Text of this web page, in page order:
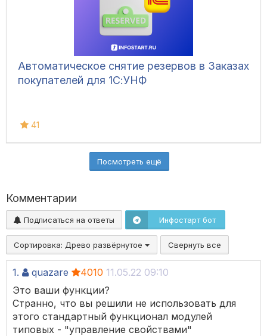
Автоматическое снятие резервов в Заказах
покупателей для 1С:УНФ
41
Посмотреть ещё
Комментарии
Подписаться на ответы Инфостарт бот
Сортировка: Древо развёрнутое Свернуть все
1. quazare 4010 11.05.22 09:10
Это ваши функции?
Странно, что вы решили не использовать для
этого стандартный функционал модулей
типовых - "управление свойствами"